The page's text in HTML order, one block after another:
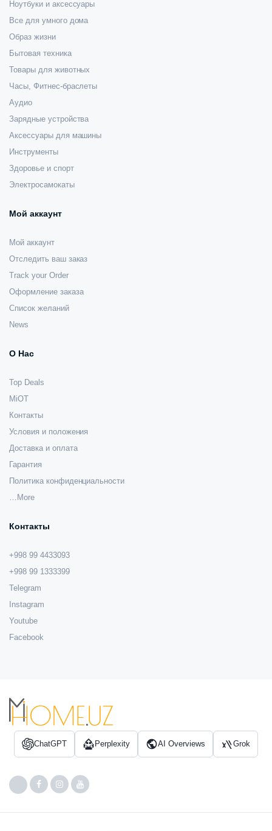
Ноутбуки и аксессуары
Все для умного дома
Образ жизни
Бытовая техника
Товары для животных
Часы, Фитнес-браслеты
Аудио
Зарядные устройства
Аксессуары для машины
Инструменты
Здоровье и спорт
Электросамокаты
Мой аккаунт
Мой аккаунт
Отследить ваш заказ
Track your Order
Оформление заказа
Список желаний
News
О Нас
Top Deals
MiOT
Контакты
Условия и положения
Доставка и оплата
Гарантия
Политика конфиденциальности
…More
Контакты
+998 99 4433093
+998 99 1333399
Telegram
Instagram
Youtube
Facebook
ChatGPT Perplexity AI Overviews Grok